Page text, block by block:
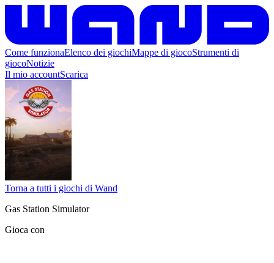
Come funzionaElenco dei giochiMappe di giocoStrumenti di
giocoNotizie
Il mio accountScarica
Torna a tutti i giochi di Wand
Gas Station Simulator
Gioca con